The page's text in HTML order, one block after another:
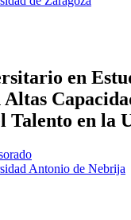
en
Altas
Talento en la
Antonio de Nebrija